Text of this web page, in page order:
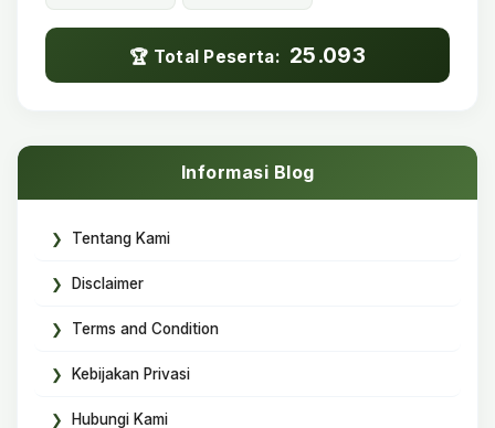
🏆 Total Peserta: 25.093
Informasi Blog
Tentang Kami
Disclaimer
Terms and Condition
Kebijakan Privasi
Hubungi Kami